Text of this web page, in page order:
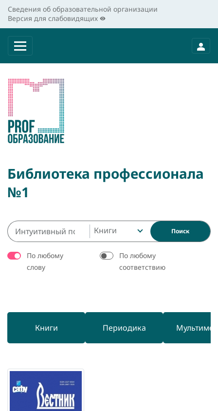
Сведения об образовательной организации
Версия для слабовидящих
Библиотека профессионала
№1
Книги Поиск
По любому
слову
По любому
соответствию
Книги Периодика